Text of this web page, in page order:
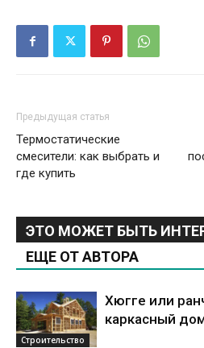
Предыдущая статья
Термостатические
смесители: как выбрать и
где купить
ЭТО МОЖЕТ БЫТЬ
ЕЩЕ ОТ АВТОРА
Строительство
Хюгге или
каркасный